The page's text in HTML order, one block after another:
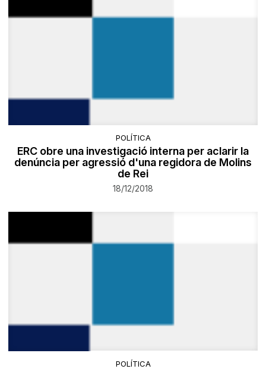
POLÍTICA
ERC obre una investigació interna per aclarir la
denúncia per agressió d'una regidora de Molins
de Rei
18/12/2018
POLÍTICA